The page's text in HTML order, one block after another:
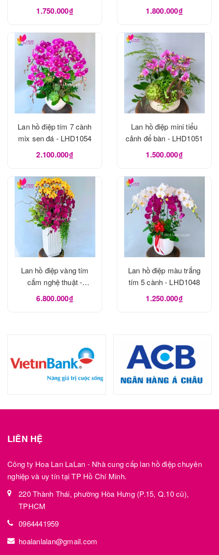
1.750.000₫
LHD1056
1.800.000₫
Lan hồ điệp tím 7 cành
mix sen đá - LHD1054
2.100.000₫
Lan hồ điệp mini tiểu
cảnh để bàn - LHD1051
1.500.000₫
Lan hồ điệp vàng tím
cắm nghệ thuật -
LHD1049
6.800.000₫
Lan hồ điệp màu trắng
tím 5 cành - LHD1048
1.250.000₫
LIÊN HỆ
Công ty Hoa Lan LaLan - Nhà cung cấp lan hồ điệp chuyên
nghiệp và uy tín tại TP Hồ Chí Minh.
220 Thành Thái, phường Hòa Hưng (P.15, Q.10 cũ),
TPHCM
0964441959
hoalanlalan@gmail.com